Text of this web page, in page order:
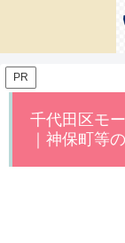
PR
千代田区モ
｜神保町等